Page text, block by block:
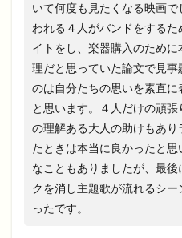
いて何度も見たくなる映画
われる４人がバンドをする
イトをし、楽器購入のため
理だと思っていた論文で見事
のは自分たちの思いを素直に
と思います。４人だけの頑張
の理解ある大人の助けもあり
たときは本当に良かったと思
なこともありましたが、最後
クを消し主題歌が流れるシ
ったです。